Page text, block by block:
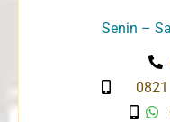
Senin –
0821